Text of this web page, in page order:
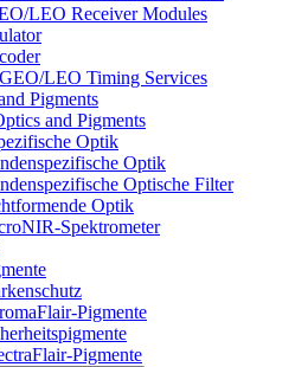
LEO Receiver Modules
LEO Timing Services
Pigments
and Pigments
Optik
Optik
Optische Filter
Optik
Spektrometer
Pigmente
Pigmente